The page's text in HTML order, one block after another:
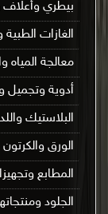
بيطري
الغازات الطبية
معالجة المياه
أدوية وتجميل
البلاستيك
الورق والكرتون
المطابع
الجلود